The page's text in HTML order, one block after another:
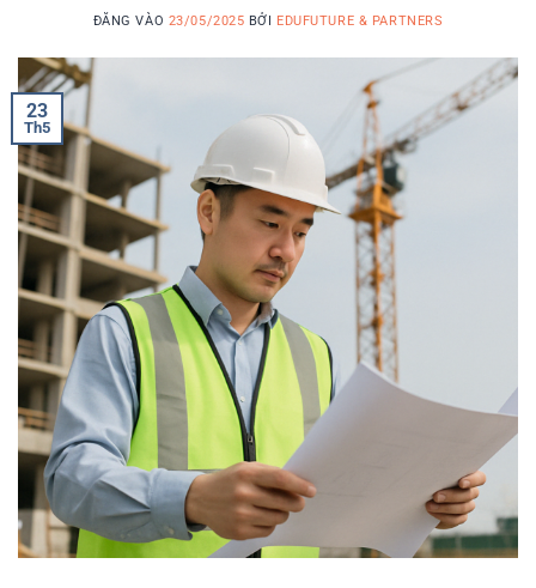
ĐĂNG VÀO 23/05/2025 BỞI EDUFUTURE & PARTNERS
23
Th5